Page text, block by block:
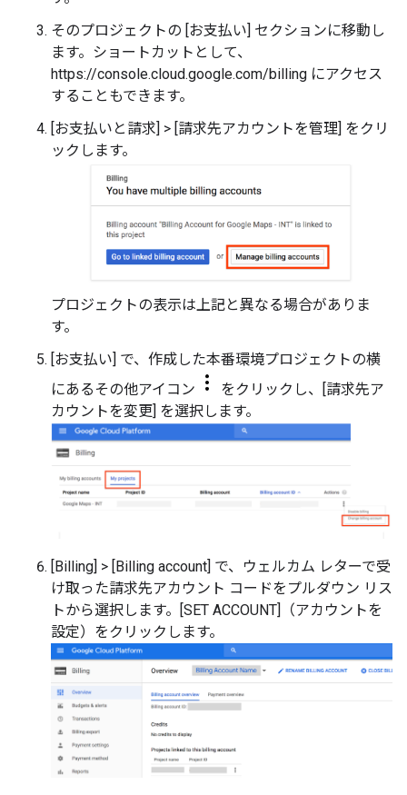
そのプロジェクトの [お支払い] セクションに移動し
ます。ショートカットとして、
https://console.cloud.google.com/billing にアクセス
することもできます。
[お支払いと請求] > [請求先アカウントを管理] をクリ
ックします。
プロジェクトの表示は上記と異なる場合がありま
す。
[お支払い] で、作成した本番環境プロジェクトの横
にあるその他アイコン
をクリックし、[請求先ア
カウントを変更] を選択します。
[Billing] > [Billing account] で、ウェルカム レターで受
け取った請求先アカウント コードをプルダウン リス
トから選択します。[SET ACCOUNT]（アカウントを
設定）をクリックします。